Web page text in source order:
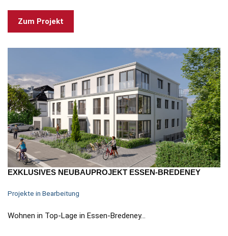
Zum Projekt
EXKLUSIVES NEUBAUPROJEKT ESSEN-BREDENEY
Projekte in Bearbeitung
Wohnen in Top-Lage in Essen-Bredeney…